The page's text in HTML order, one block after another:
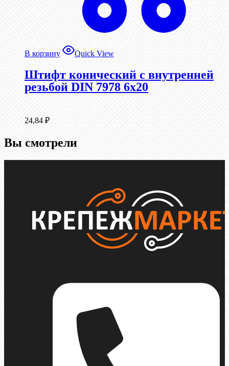
В корзину Quick View
Штифт конический с внутренней
резьбой DIN 7978 6х20
24,84 ₽
Вы смотрели